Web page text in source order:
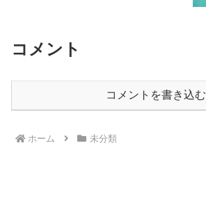
コメント
コメントを書き込む
ホーム 未分類